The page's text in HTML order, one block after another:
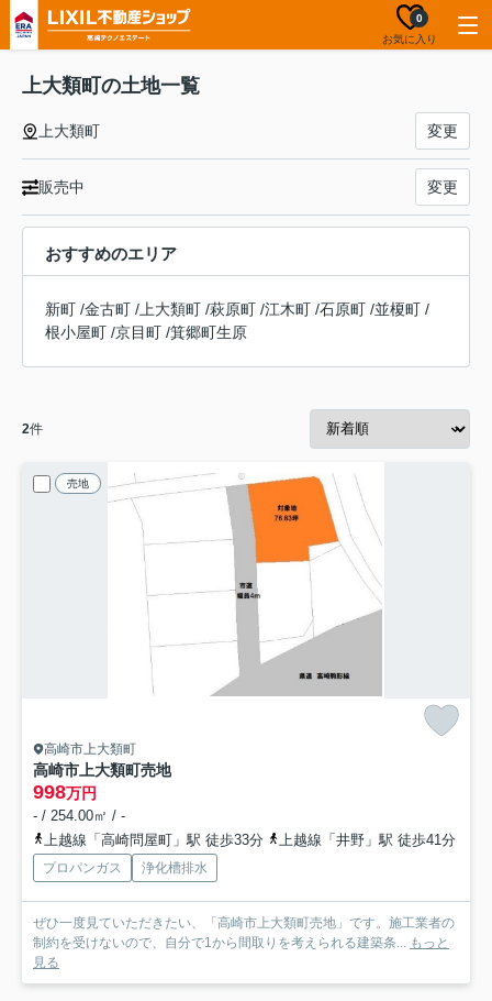
お気に入り
0
上大類町の土地一覧
上大類町 変更
販売中 変更
おすすめのエリア
新町 /金古町 / 上大類町 /萩原町 /江木町 /石原町 /並榎町 /
根小屋町 /京目町 /箕郷町生原
2件
売地
高崎市上大類町
高崎市上大類町売地
998万円
- / 254.00㎡ / -
上越線「高崎問屋町」駅 徒歩33分
上越線「井野」駅 徒歩41分
プロパンガス 浄化槽排水
ぜひ一度見ていただきたい、「高崎市上大類町売地」です。施工業者の
制約を受けないので、自分で1から間取りを考えられる建築条... もっと
見る